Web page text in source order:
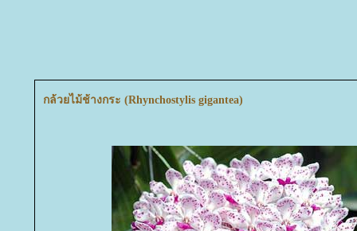
กล้วยไม้ช้างกระ (Rhynchostylis gigantea)